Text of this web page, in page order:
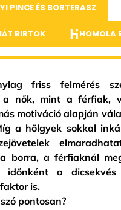
PINCE ÉS BORTERASZ
BIRTOK HOMOLA
friss felmérés
a nők, mint a férfiak,
motiváció alapján
a hölgyek sokkal
borra, a férfiaknál
időnként a
is.
pontosan?